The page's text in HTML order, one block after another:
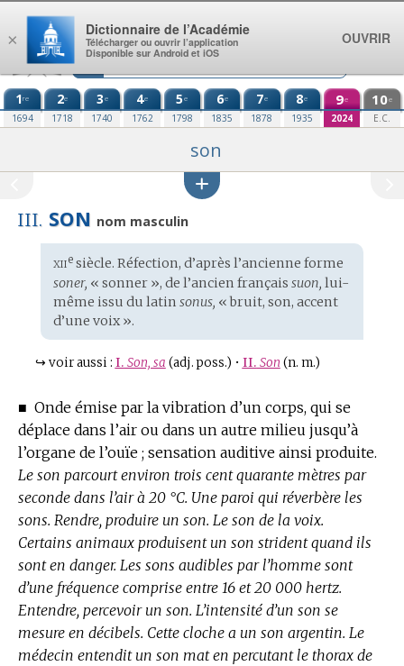
Aller au contenu
1re
1694
2e
1718
3e
1740
4e
1762
5e
1798
6e
1835
7e
1878
8e
1935
9e
2024
10e
E.C.
son
III. SON nom masculin
Étymologie
:
xiiesiècle. Réfection, d’après l’ancienne forme
soner, « sonner », de l’ancien français suon, lui-
même issu du latin sonus, « bruit, son, accent
d’une voix ».
↪ voir aussi : I. Son, sa (adj. poss.) • II. Son (n. m.)
■ Onde émise par la vibration d’un corps, qui se
déplace dans l’air ou dans un autre milieu jusqu’à
l’organe de l’ouïe ; sensation auditive ainsi produite.
Le son parcourt environ trois cent quarante mètres par
seconde dans l’air à 20 °C. Une paroi qui réverbère les
sons. Rendre, produire un son. Le son de la voix.
Certains animaux produisent un son strident quand ils
sont en danger. Les sons audibles par l’homme sont
d’une fréquence comprise entre 16 et 20 000 hertz.
Entendre, percevoir un son. L’intensité d’un son se
mesure en décibels. Cette cloche a un son argentin. Le
médecin entendit un son mat en percutant le thorax de
×
Dictionnaire de l’Académie
Télécharger ou ouvrir l’application
Disponible sur Android et iOS
OUVRIR